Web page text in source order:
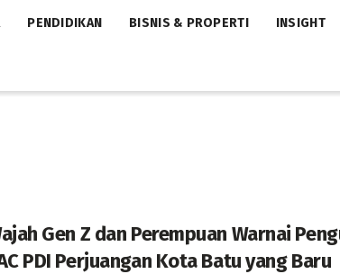
PENDIDIKAN BISNIS & PROPERTI INSIGHT
Gen Z dan Perempuan Warnai
PDI Perjuangan Kota Batu yang Baru